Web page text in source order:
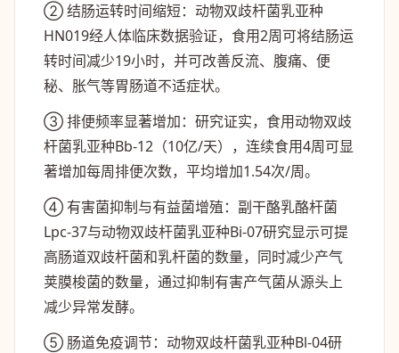
② 结肠运转时间缩短：动物双歧杆菌乳亚种
HN019经人体临床数据验证，食用2周可将结肠运
转时间减少19小时，并可改善反流、腹痛、便
秘、胀气等胃肠道不适症状。
③ 排便频率显著增加：研究证实，食用动物双歧
杆菌乳亚种Bb-12（10亿/天），连续食用4周可显
著增加每周排便次数，平均增加1.54次/周。
④ 有害菌抑制与有益菌增殖：副干酪乳酪杆菌
Lpc-37与动物双歧杆菌乳亚种Bi-07研究显示可提
高肠道双歧杆菌和乳杆菌的数量，同时减少产气
荚膜梭菌的数量，通过抑制有害产气菌从源头上
减少异常发酵。
⑤ 肠道免疫调节：动物双歧杆菌乳亚种Bl-04研